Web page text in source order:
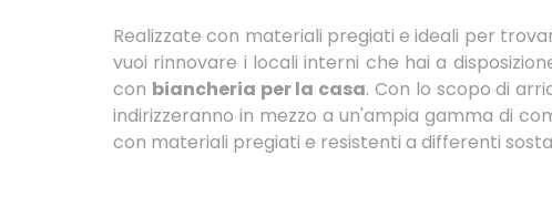
Realizzate con materiali pregiati e ideali per
vuoi rinnovare i locali interni che hai a
con biancheria per la casa. Con lo scopo di
indirizzeranno in mezzo a un'ampia gamma di
con materiali pregiati e resistenti a differenti